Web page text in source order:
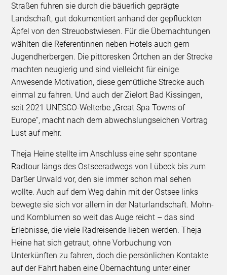
Straßen fuhren sie durch die bäuerlich geprägte
Landschaft, gut dokumentiert anhand der gepflückten
Äpfel von den Streuobstwiesen. Für die Übernachtungen
wählten die Referentinnen neben Hotels auch gern
Jugendherbergen. Die pittoresken Örtchen an der Strecke
machten neugierig und sind vielleicht für einige
Anwesende Motivation, diese gemütliche Strecke auch
einmal zu fahren. Und auch der Zielort Bad Kissingen,
seit 2021 UNESCO-Welterbe „Great Spa Towns of
Europe“, macht nach dem abwechslungseichen Vortrag
Lust auf mehr.
Theja Heine stellte im Anschluss eine sehr spontane
Radtour längs des Ostseeradwegs von Lübeck bis zum
Darßer Urwald vor, den sie immer schon mal sehen
wollte. Auch auf dem Weg dahin mit der Ostsee links
bewegte sie sich vor allem in der Naturlandschaft. Mohn-
und Kornblumen so weit das Auge reicht – das sind
Erlebnisse, die viele Radreisende lieben werden. Theja
Heine hat sich getraut, ohne Vorbuchung von
Unterkünften zu fahren, doch die persönlichen Kontakte
auf der Fahrt haben eine Übernachtung unter einer